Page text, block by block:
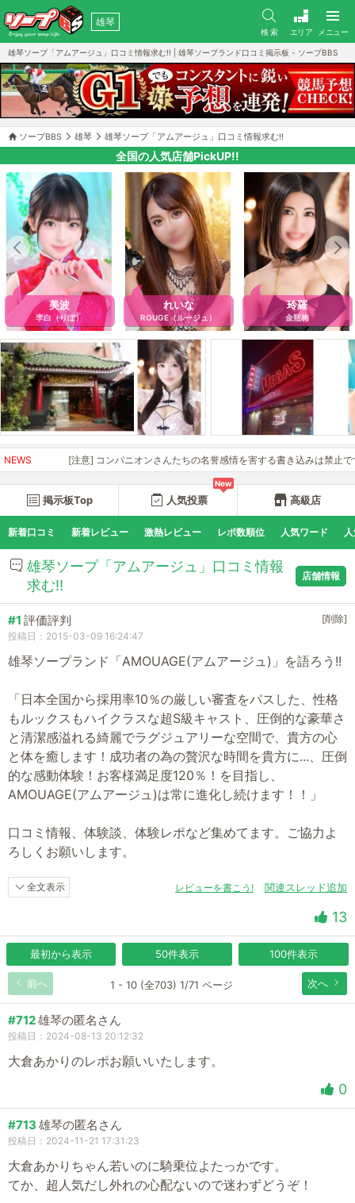
雄琴
検 索 エリア メニュー
雄琴ソープ「アムアージュ」口コミ情報求む!! | 雄琴ソープランド口コミ掲示板 - ソープBBS
ソープBBS 雄琴 雄琴ソープ「アムアージュ」口コミ情報求む!!
全国の人気店舗PickUP!!
美波
李白（りぽ）
れいな
ROUGE（ルージュ）
玲羅
金瓶梅
NEWS[注意] コンパニオンさんたちの名誉感情を害する書き込みは禁止です。開
掲示板Top
New
人気投票 高級店
新着口コミ 新着レビュー 激熱レビュー レポ数順位 人気ワード
雄琴ソープ「アムアージュ」口コミ情報
求む!!
店舗情報
#1 評価評判
[削除]
投稿日：2015-03-09 16:24:47
雄琴ソープランド「AMOUAGE(アムアージュ)」を語ろう!!
「日本全国から採用率10％の厳しい審査をパスした、性格
もルックスもハイクラスな超S級キャスト、圧倒的な豪華さ
と清潔感溢れる綺麗でラグジュアリーな空間で、貴方の心
と体を癒します！成功者の為の贅沢な時間を貴方に...、圧倒
的な感動体験！お客様満足度120％！を目指し、
AMOUAGE(アムアージュ)は常に進化し続けます！！」
口コミ情報、体験談、体験レポなど集めてます。ご協力よ
ろしくお願いします。
全文表示 関連スレッド追加
レビューを書こう!
13
最初から表示 50件表示 100件表示
前へ 次へ
1 - 10 (全703) 1/71 ページ
#712雄琴の匿名さん
投稿日：2024-08-13 20:12:32
大倉あかりのレポお願いいたします。
0
#713 雄琴の匿名さん
投稿日：2024-11-21 17:31:23
大倉あかりちゃん若いのに騎乗位よたっかです。
てか、超人気だし外れの心配ないので迷わずどうぞ！